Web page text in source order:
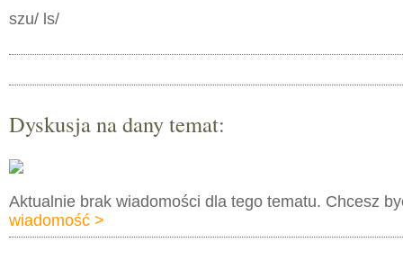
szu/ ls/
Dyskusja na dany temat:
Aktualnie brak wiadomości dla tego tematu. Chcesz
wiadomość >